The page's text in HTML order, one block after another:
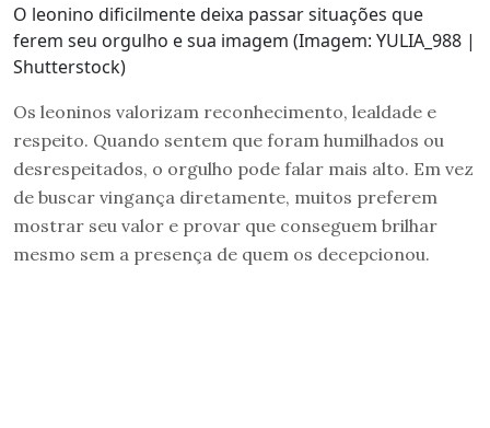
O leonino dificilmente deixa passar situações que
ferem seu orgulho e sua imagem (Imagem: YULIA_988 |
Shutterstock)
Os leoninos valorizam reconhecimento, lealdade e
respeito. Quando sentem que foram humilhados ou
desrespeitados, o orgulho pode falar mais alto. Em vez
de buscar vingança diretamente, muitos preferem
mostrar seu valor e provar que conseguem brilhar
mesmo sem a presença de quem os decepcionou.